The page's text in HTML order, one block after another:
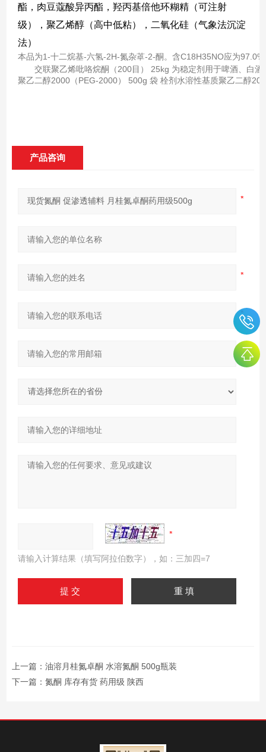
酯，肉豆蔻酸异丙酯，羟丙基倍他环糊精（可注射
级），聚乙烯醇（高中低粘），二氧化硅（气象法沉淀
法）
本品为1-十二烷基-六氢-2H-氮杂䓬-2-酮。含C18H35NO应为
交联聚乙烯吡咯烷酮（200目） 25kg 为稳定剂用于啤酒、白
聚乙二醇2000（PEG-2000） 500g 袋 栓剂水溶性基质聚乙二醇
产品咨询
请输入计算结果（填写阿拉伯数字），如：三加四=7
上一篇： 油溶月桂氮卓酮 水溶氮酮 500g瓶装
下一篇： 氮酮 库存有货 药用级 陕西